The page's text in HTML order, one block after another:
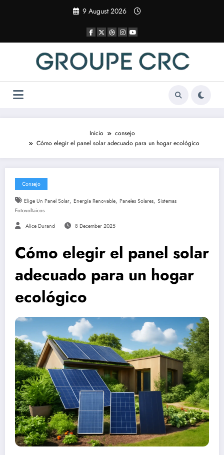
9 August 2026
Inicio
consejo
Cómo elegir el panel solar adecuado para un hogar ecológico
Consejo
Elige Un Panel Solar, Energía Renovable, Paneles Solares, Sistemas
Fotovoltaicos
Alice Durand 8 December 2025
Cómo elegir el panel solar
adecuado para un hogar
ecológico